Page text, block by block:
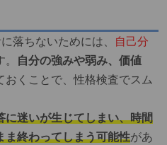
落ちないためには、
自己分
自分の強みや弱み、価値
おくことで、性格検査でスム
に迷いが生じてしまい、時間
ま終わってしまう可能性があ